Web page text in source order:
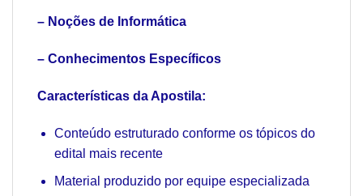
– Noções de Informática
– Conhecimentos Específicos
Características da Apostila:
Conteúdo estruturado conforme os tópicos do
edital mais recente
Material produzido por equipe especializada